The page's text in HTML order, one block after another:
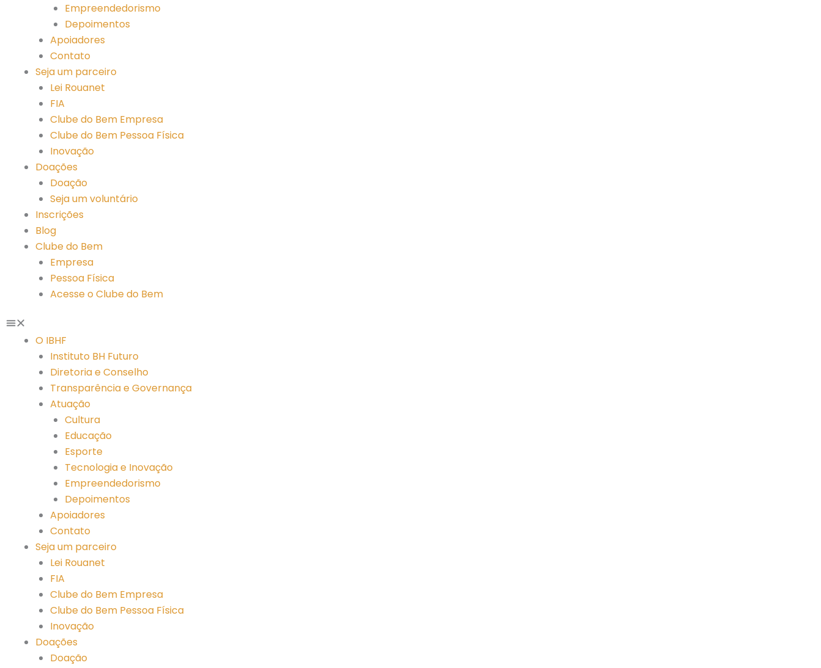
Empreendedorismo
Depoimentos
Apoiadores
Contato
Seja um parceiro
Lei Rouanet
FIA
Clube do Bem Empresa
Clube do Bem Pessoa Física
Inovação
Doações
Doação
Seja um voluntário
Inscrições
Blog
Clube do Bem
Empresa
Pessoa Física
Acesse o Clube do Bem
O IBHF
Instituto BH Futuro
Diretoria e Conselho
Transparência e Governança
Atuação
Cultura
Educação
Esporte
Tecnologia e Inovação
Empreendedorismo
Depoimentos
Apoiadores
Contato
Seja um parceiro
Lei Rouanet
FIA
Clube do Bem Empresa
Clube do Bem Pessoa Física
Inovação
Doações
Doação